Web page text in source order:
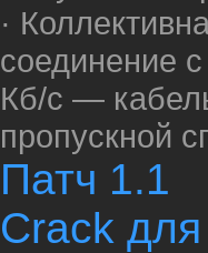
·
соединение
Кб/с —
пропускной
Патч 1.1
Crack